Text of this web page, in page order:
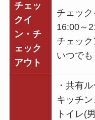
チェッ
クイ
ン・チ
ェック
アウト
チェック
16:00～
チェック
いつで
・共有
キッチン
トイレ(